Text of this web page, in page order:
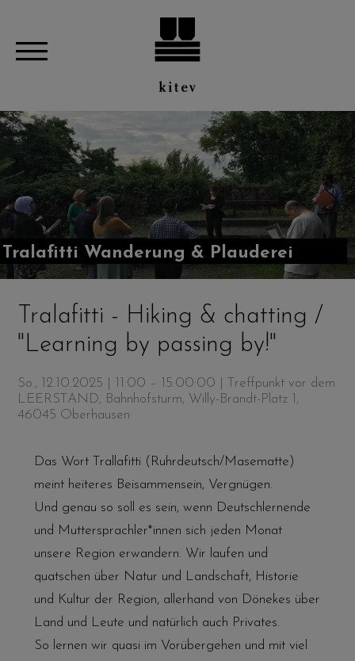
Tralafitti Wanderung & Plauderei
Tralafitti - Hiking & chatting /
"Learning by passing by!"
So., 12.10.2025 | 11:00 – 15:00:00 | Treffpunkt vor dem
LEERSTAND, Bahnhofsturm, Willy-Brandt-Platz 1,
46045 Oberhausen
Das Wort Trallafitti (Ruhrdeutsch/Masematte)
meint heiteres Beisammensein, Vergnügen.
Und genau so soll es sein, wenn Deutschlernende
und Muttersprachler*innen sich jeden Monat
unsere Region erwandern. Wir laufen und
quatschen über Natur und Landschaft, Historie
und Kultur der Region, allerhand von Dönekes über
Land und Leute und natürlich auch Privates.
So lernen wir quasi im Vorübergehen und mit viel